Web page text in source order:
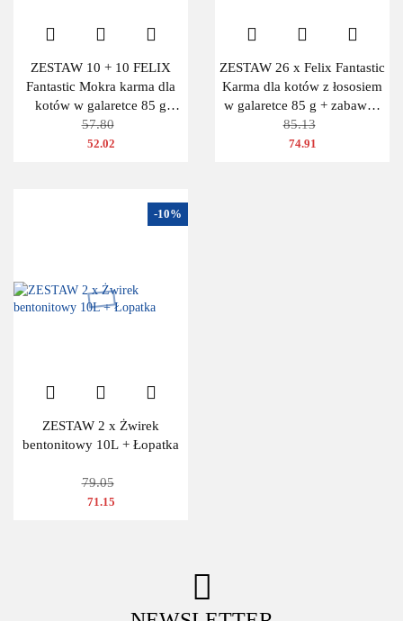
ZESTAW 10 + 10 FELIX
Fantastic Mokra karma dla
kotów w galaretce 85 g
wołowina + łosoś
57.80
52.02
ZESTAW 26 x Felix Fantastic
Karma dla kotów z łososiem
w galaretce 85 g + zabawka
GRATIS
85.13
74.91
ZESTAW 2 x Żwirek
bentonitowy 10L + Łopatka
79.05
-10%
71.15